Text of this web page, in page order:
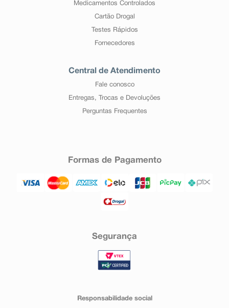
Medicamentos Controlados
Cartão Drogal
Testes Rápidos
Fornecedores
Central de Atendimento
Fale conosco
Entregas, Trocas e Devoluções
Perguntas Frequentes
Formas de Pagamento
Segurança
Responsabilidade social